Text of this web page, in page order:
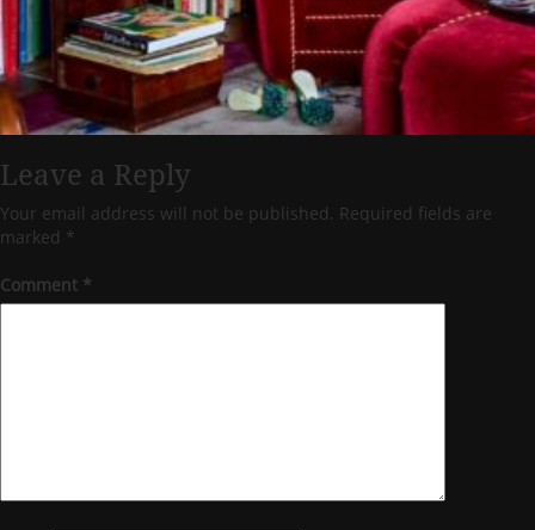
Leave a Reply
Your email address will not be published. Required fields are
marked *
Comment *